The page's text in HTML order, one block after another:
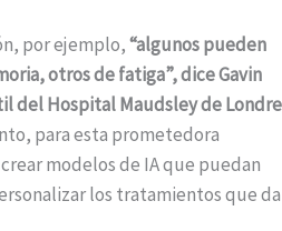
por ejemplo,“algunos pueden
otros de fatiga”, dice Gavin
del Hospital Maudsley de
para esta prometedora
modelos de IA que puedan
los tratamientos que